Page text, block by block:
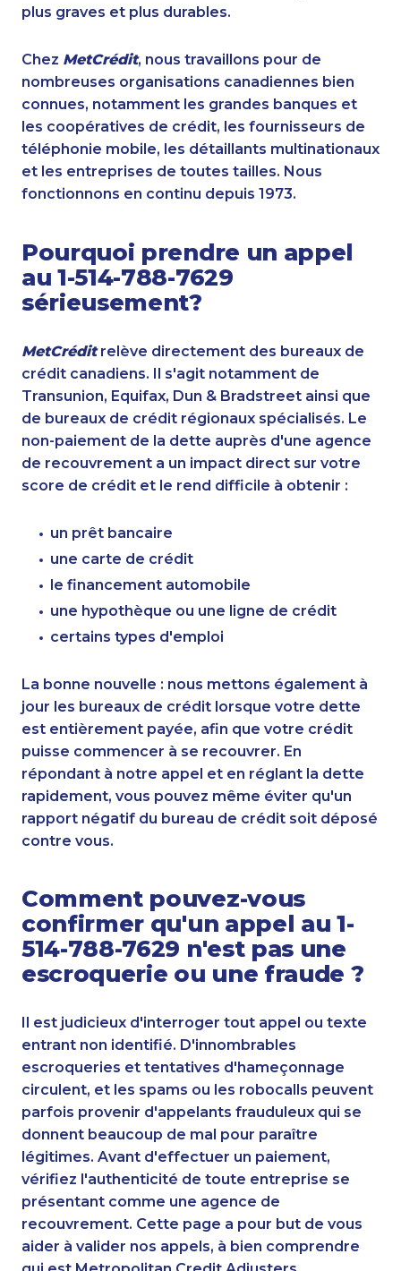
plus graves et plus durables.
Chez MetCrédit, nous travaillons pour de
nombreuses organisations canadiennes bien
connues, notamment les grandes banques et
les coopératives de crédit, les fournisseurs de
téléphonie mobile, les détaillants multinationaux
et les entreprises de toutes tailles. Nous
fonctionnons en continu depuis 1973.
Pourquoi prendre un appel
au 1-514-788-7629
sérieusement?
MetCréditrelève directement des bureaux de
crédit canadiens. Il s'agit notamment de
Transunion, Equifax, Dun & Bradstreet ainsi que
de bureaux de crédit régionaux spécialisés. Le
non-paiement de la dette auprès d'une agence
de recouvrement a un impact direct sur votre
score de crédit et le rend difficile à obtenir :
un prêt bancaire
une carte de crédit
le financement automobile
une hypothèque ou une ligne de crédit
certains types d'emploi
La bonne nouvelle : nous mettons également à
jour les bureaux de crédit lorsque votre dette
est entièrement payée, afin que votre crédit
puisse commencer à se recouvrer. En
répondant à notre appel et en réglant la dette
rapidement, vous pouvez même éviter qu'un
rapport négatif du bureau de crédit soit déposé
contre vous.
Comment pouvez-vous
confirmer qu'un appel au 1-
514-788-7629 n'est pas une
escroquerie ou une fraude ?
Il est judicieux d'interroger tout appel ou texte
entrant non identifié. D'innombrables
escroqueries et tentatives d'hameçonnage
circulent, et les spams ou les robocalls peuvent
parfois provenir d'appelants frauduleux qui se
donnent beaucoup de mal pour paraître
légitimes. Avant d'effectuer un paiement,
vérifiez l'authenticité de toute entreprise se
présentant comme une agence de
recouvrement. Cette page a pour but de vous
aider à valider nos appels, à bien comprendre